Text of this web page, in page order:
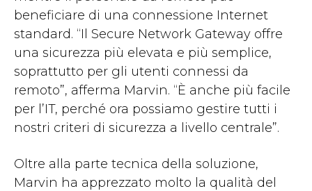
beneficiare di una connessione Internet
standard. “Il Secure Network Gateway offre
una sicurezza più elevata e più semplice,
soprattutto per gli utenti connessi da
remoto”, afferma Marvin. “È anche più facile
per l’IT, perché ora possiamo gestire tutti i
nostri criteri di sicurezza a livello centrale”.
Oltre alla parte tecnica della soluzione,
Marvin ha apprezzato molto la qualità del